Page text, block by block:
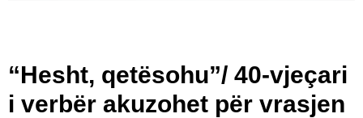
“Hesht, qetësohu”/ 40-vjeçari
i verbër akuzohet për vrasjen